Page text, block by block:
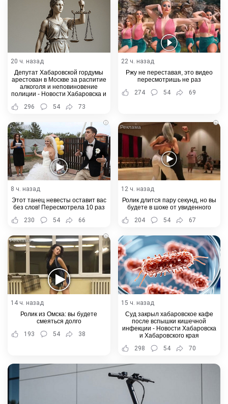
20 ч. назад
Депутат Хабаровской гордумы
арестован в Москве за распитие
алкоголя и неповиновение
полиции - Новости Хабаровска и
296 54 73
22 ч. назад
Ржу не переставая, это видео
пересмотришь не раз
274
54 69
i
8 ч. назад
Этот танец невесты оставит вас
без слов! Пересмотрела 10 раз
230
54 66
i
12 ч. назад
Ролик длится пару секунд, но вы
будете в шоке от увиденного
204
54 67
i
14 ч. назад
Ролик из Омска: вы будете
смеяться долго
193
54 38
15 ч. назад
Суд закрыл хабаровское кафе
после вспышки кишечной
инфекции - Новости Хабаровска
и Хабаровского края
298
54 70